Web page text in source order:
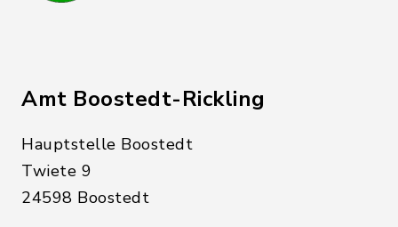
Amt Boostedt-Rickling
Hauptstelle Boostedt
Twiete 9
24598 Boostedt